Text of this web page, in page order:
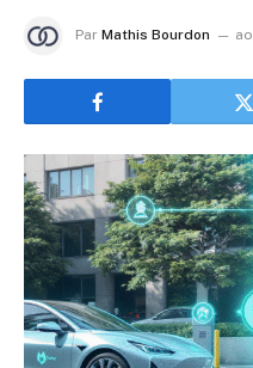
Par Mathis Bourdon